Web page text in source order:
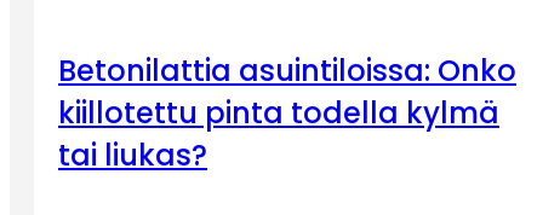
Betonilattia asuintiloissa: Onko
kiillotettu pinta todella kylmä
tai liukas?